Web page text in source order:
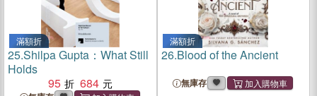
滿額折
25.Shilpa Gupta：What Still
Holds
95
684
滿額折
26.Blood of the Ancient
無庫存